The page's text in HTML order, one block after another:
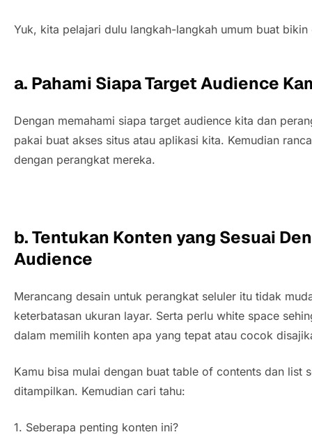
Yuk, kita pelajari dulu langkah-langkah umum buat
a. Pahami Siapa Target Audience
Dengan memahami siapa target audience kita dan
pakai buat akses situs atau aplikasi kita. Kemudian
dengan perangkat mereka.
b. Tentukan Konten yang Sesuai
Audience
Merancang desain untuk perangkat seluler itu tidak
keterbatasan ukuran layar. Serta perlu white space
dalam memilih konten apa yang tepat atau cocok
Kamu bisa mulai dengan buat table of contents dan list
ditampilkan. Kemudian cari tahu:
1. Seberapa penting konten ini?